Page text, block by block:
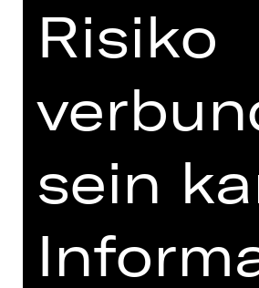
PRESSESTIMMEN
MEHR DAZU IM
FUNDUS
PROGRAMMHEFT
UNTERSTÜTZUNG
Risiko
sein